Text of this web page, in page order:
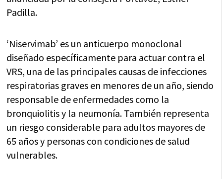
Padilla.
‘Niservimab’ es un anticuerpo monoclonal
diseñado específicamente para actuar contra el
VRS, una de las principales causas de infecciones
respiratorias graves en menores de un año, siendo
responsable de enfermedades como la
bronquiolitis y la neumonía. También representa
un riesgo considerable para adultos mayores de
65 años y personas con condiciones de salud
vulnerables.